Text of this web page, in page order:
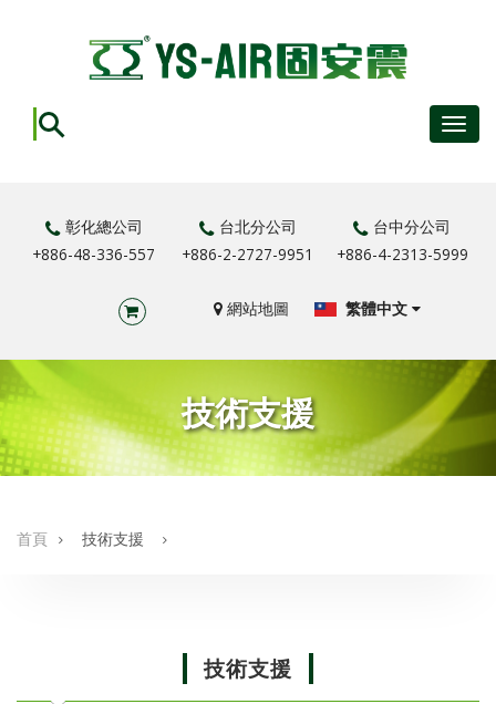
彰化總公司
+886-48-336-557
台北分公司
+886-2-2727-9951
台中分公司
+886-4-2313-5999
網站地圖 繁體中文
技術支援
首頁 技術支援
技術支援